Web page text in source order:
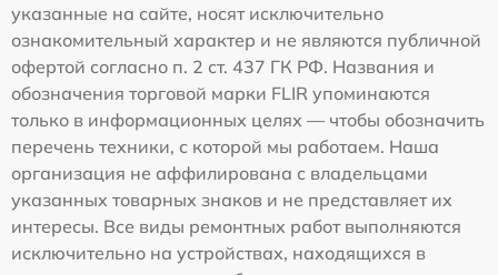
указанные на сайте, носят исключительно
ознакомительный характер и не являются публичной
офертой согласно п. 2 ст. 437 ГК РФ. Названия и
обозначения торговой марки FLIR упоминаются
только в информационных целях — чтобы обозначить
перечень техники, с которой мы работаем. Наша
организация не аффилирована с владельцами
указанных товарных знаков и не представляет их
интересы. Все виды ремонтных работ выполняются
исключительно на устройствах, находящихся в